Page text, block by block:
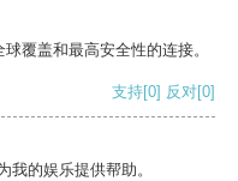
覆盖和最高安全性的连接。
支持[0] 反对[0]
我的娱乐提供帮助。